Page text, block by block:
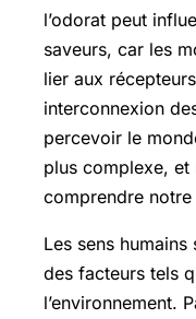
l’odorat peut
saveurs, car les
lier aux
interconnexion
percevoir le
plus complexe, et
comprendre
Les sens
des facteurs tels
l’environnement.